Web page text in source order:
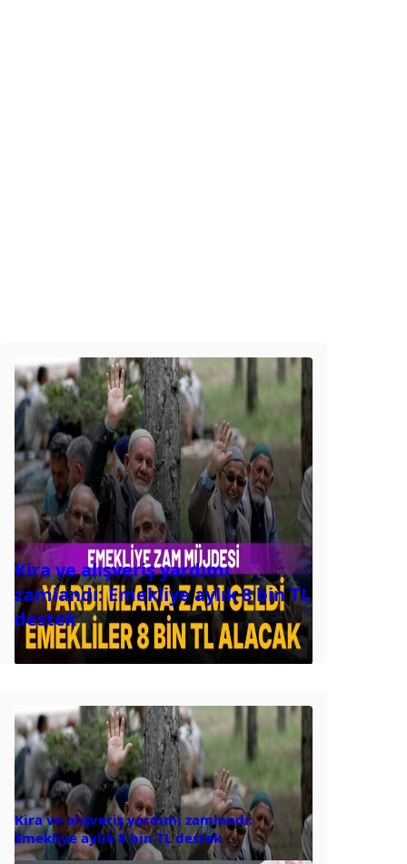
Kira ve alışveriş yardımı
zamlandı: Emekliye aylık 8 bin TL
destek
Kira ve alışveriş yardımı zamlandı:
Emekliye aylık 8 bin TL destek